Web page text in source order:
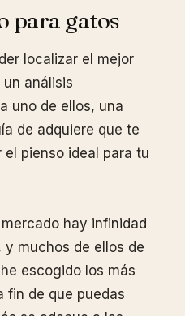
para gatos
localizar el mejor
análisis
uno de ellos, una
de adquiere que te
pienso ideal para tu
hay infinidad
y muchos de ellos de
escogido los más
fin de que puedas